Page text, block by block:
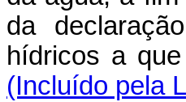
da
hídricos a
(Incluído pela